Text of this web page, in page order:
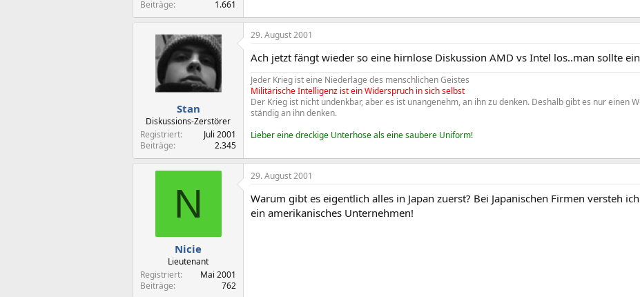
Beiträge
1.661
Stan
Diskussions-Zerstörer
Registriert
Juli 2001
Beiträge
2.345
29. August 2001
Ach jetzt fängt wieder so eine hirnlose Diskussion AMD vs Intel los..man sollte
Jeder Krieg ist eine Niederlage des menschlichen Geistes
Militärische Intelligenz ist ein Widerspruch in sich selbst
Der Krieg ist nicht undenkbar, aber es ist unangenehm, an ihn zu denken. Deshalb gibt es nur einen
ständig an ihn denken.
Lieber eine dreckige Unterhose als eine saubere Uniform!
N
Nicie
Lieutenant
Registriert
Mai 2001
Beiträge
762
29. August 2001
Warum gibt es eigentlich alles in Japan zuerst? Bei Japanischen Firmen versteh
ein amerikanisches Unternehmen!